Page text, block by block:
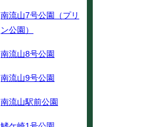
南流山7号公園（プリ
ン公園）
南流山8号公園
南流山9号公園
南流山駅前公園